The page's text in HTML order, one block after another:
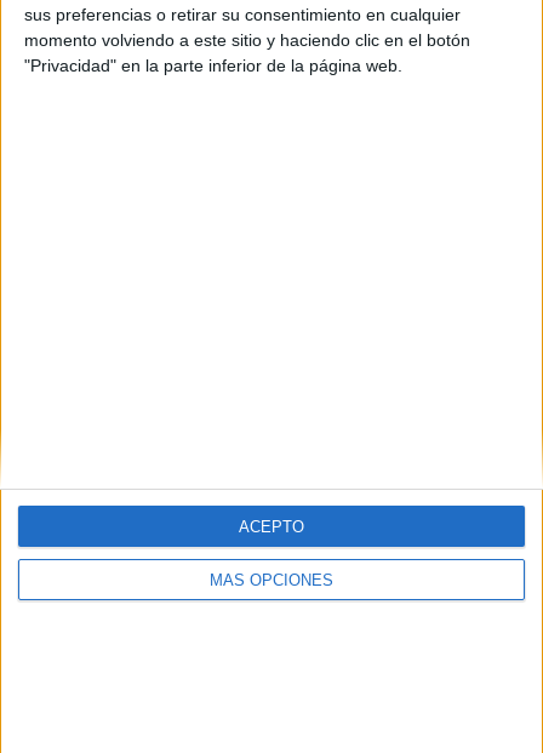
sus preferencias o retirar su consentimiento en cualquier
momento volviendo a este sitio y haciendo clic en el botón
"Privacidad" en la parte inferior de la página web.
MÁS OPCIONES
ACEPTO
secuestrados a punta de pistola de
regreso a su hotel. A la mañana
siguiente, la novia de 28 años fue